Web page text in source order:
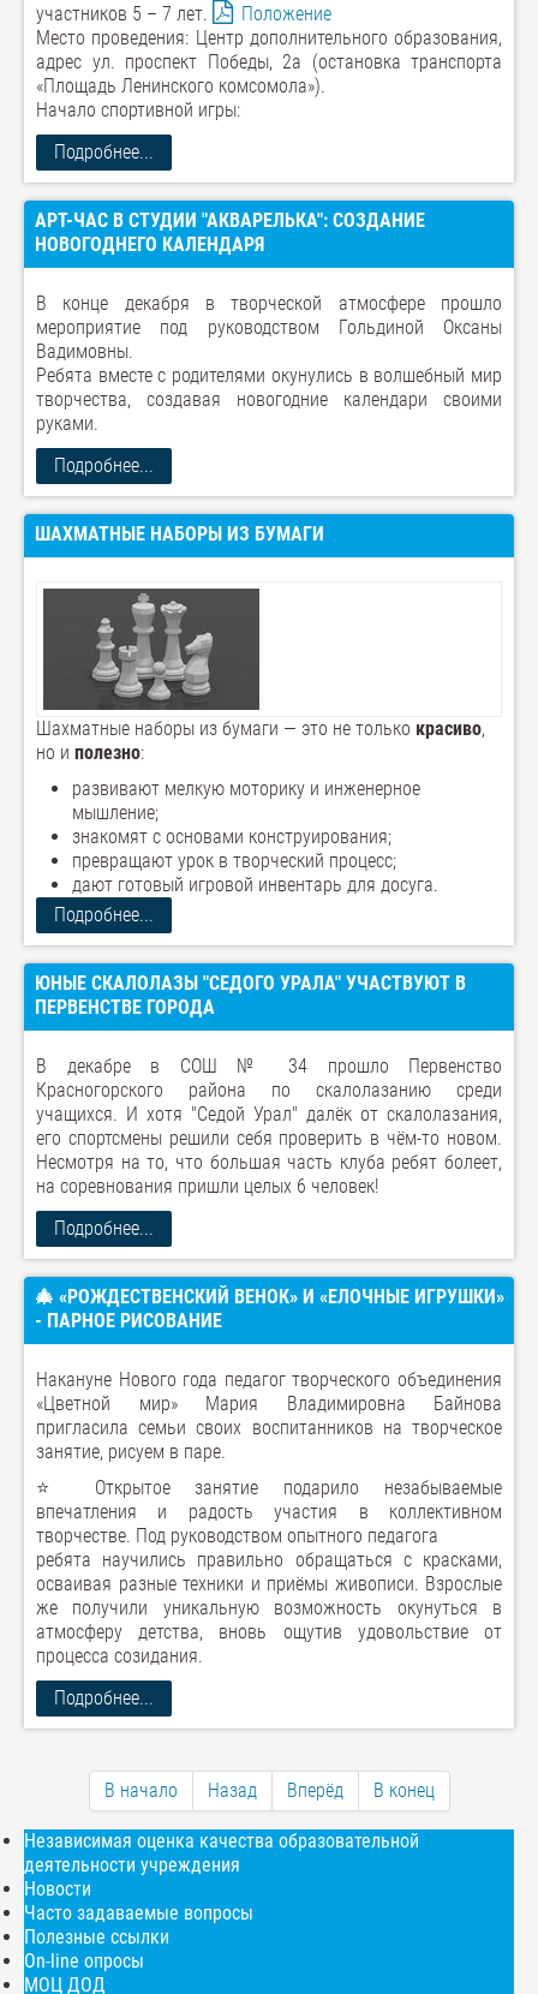
участников 5 – 7 лет.
Положение
Место проведения: Центр дополнительного образования,
адрес ул. проспект Победы, 2а (остановка транспорта
«Площадь Ленинского комсомола»).
Начало спортивной игры:
Подробнее...
АРТ-ЧАС В СТУДИИ "АКВАРЕЛЬКА": СОЗДАНИЕ
НОВОГОДНЕГО КАЛЕНДАРЯ
В конце декабря в творческой атмосфере прошло
мероприятие под руководством Гольдиной Оксаны
Вадимовны.
Ребята вместе с родителями окунулись в волшебный мир
творчества, создавая новогодние календари своими
руками.
Подробнее...
ШАХМАТНЫЕ НАБОРЫ ИЗ БУМАГИ
Шахматные наборы из бумаги — это не только красиво,
но и полезно:
развивают мелкую моторику и инженерное
мышление;
знакомят с основами конструирования;
превращают урок в творческий процесс;
дают готовый игровой инвентарь для досуга.
Подробнее...
ЮНЫЕ СКАЛОЛАЗЫ "СЕДОГО УРАЛА" УЧАСТВУЮТ В
ПЕРВЕНСТВЕ ГОРОДА
В декабре в СОШ № 34 прошло Первенство
Красногорского района по скалолазанию среди
учащихся. И хотя "Седой Урал" далёк от скалолазания,
его спортсмены решили себя проверить в чём-то новом.
Несмотря на то, что большая часть клуба ребят болеет,
на соревнования пришли целых 6 человек!
Подробнее...
🎄 «РОЖДЕСТВЕНСКИЙ ВЕНОК» И «ЕЛОЧНЫЕ ИГРУШКИ»
- ПАРНОЕ РИСОВАНИЕ
Накануне Нового года педагог творческого объединения
«Цветной мир» Мария Владимировна Байнова
пригласила семьи своих воспитанников на творческое
занятие, рисуем в паре.
⭐ Открытое занятие подарило незабываемые
впечатления и радость участия в коллективном
творчестве. Под руководством опытного педагога
ребята научились правильно обращаться с красками,
осваивая разные техники и приёмы живописи. Взрослые
же получили уникальную возможность окунуться в
атмосферу детства, вновь ощутив удовольствие от
процесса созидания.
Подробнее...
В начало Назад Вперёд В конец
Независимая оценка качества образовательной
деятельности учреждения
Новости
Часто задаваемые вопросы
Полезные ссылки
On-line опросы
МОЦ ДОД